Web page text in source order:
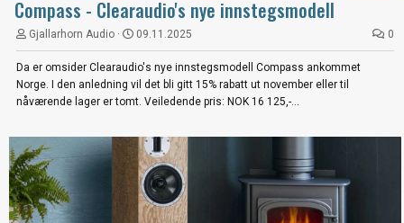
Compass - Clearaudio's nye innstegsmodell
Gjallarhorn Audio 09.11.2025 0
Da er omsider Clearaudio's nye innstegsmodell Compass ankommet
Norge. I den anledning vil det bli gitt 15% rabatt ut november eller til
nåværende lager er tomt. Veiledende pris: NOK 16 125,-...